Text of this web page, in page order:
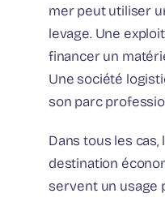
mer peut utiliser
levage. Une
financer un
Une société
son parc
Dans tous les
destination
servent un usage